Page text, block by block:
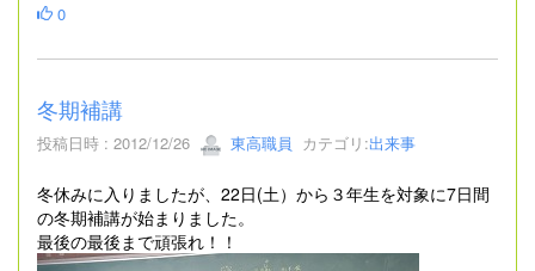
0
冬期補講
投稿日時 : 2012/12/26 東高職員 カテゴリ:出来事
冬休みに入りましたが、22日(土）から３年生を対象に7日間
の冬期補講が始まりました。
最後の最後まで頑張れ！！